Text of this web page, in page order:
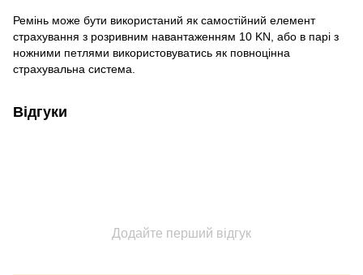
Ремінь може бути використаний як самостійний елемент
страхування з розривним навантаженням 10 KN, або в парі з
ножними петлями використовуватись як повноцінна
страхувальна система.
Відгуки
Додайте перший відгук